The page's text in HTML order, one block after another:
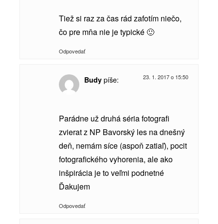
Tiež si raz za čas rád zafotím niečo,
čo pre mňa nie je typické 🙂
Odpovedať
Budy píše: 23. 1. 2017 o 15:50
Parádne už druhá séria fotografi
zvierat z NP Bavorský les na dnešný
deň, nemám síce (aspoň zatiaľ), pocit
fotografického vyhorenia, ale ako
inšpirácia je to veľmi podnetné
Ďakujem
Odpovedať